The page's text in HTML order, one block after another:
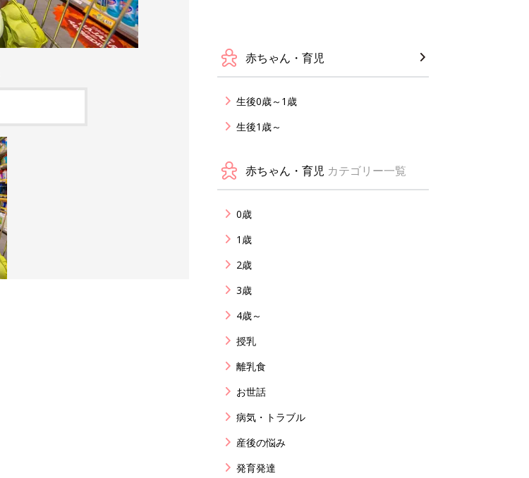
赤ちゃん・育児
生後0歳～1歳
生後1歳～
赤ちゃん・育児 カテゴリー一覧
0歳
1歳
2歳
3歳
4歳～
授乳
離乳食
お世話
病気・トラブル
産後の悩み
発育発達